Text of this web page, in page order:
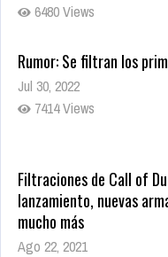
6480 Views
Rumor: Se filtran los
Jul 30, 2022
7414 Views
Filtraciones de Call of
lanzamiento, nuevas
mucho más
Ago 22, 2021